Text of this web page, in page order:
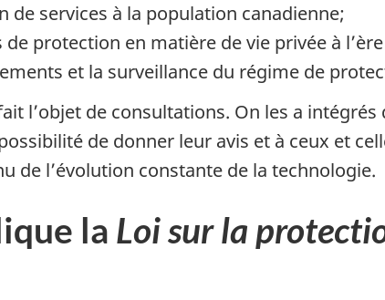
de services à la population canadienne;
protection en matière de vie privée à
et la surveillance du régime de
l’objet de consultations. On les a
de donner leur avis et à ceux et
de l’évolution constante de la technologie.
la Loi sur la